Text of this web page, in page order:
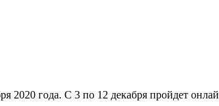
2020 года. С 3 по 12 декабря пройдет